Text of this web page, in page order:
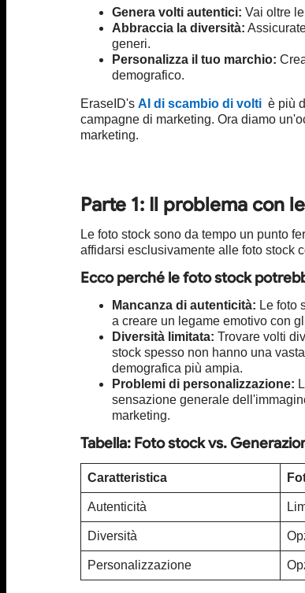
Genera volti autentici: Vai oltre
Abbraccia la diversità:
generi.
Personalizza il tuo marchio:
demografico.
EraseID's AI di scambio di volti è più
campagne di marketing. Ora diamo
marketing.
Parte 1: Il problema con
Le foto stock sono da tempo un punto
affidarsi esclusivamente alle foto stock
Ecco perché le foto stock
Mancanza di autenticità: Le foto
a creare un legame emotivo con
Diversità limitata: Trovare volti
stock spesso non hanno una
demografica più ampia.
Problemi di personalizzazione:
sensazione generale
marketing.
Tabella: Foto stock vs.
Caratteristica
Autenticità
Diversità
Personalizzazione